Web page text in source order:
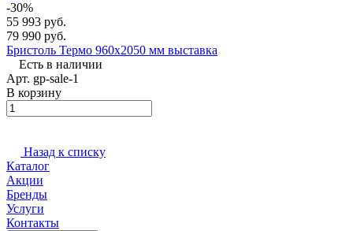
-30%
55 993 руб.
79 990 руб.
Бристоль Термо 960x2050 мм выставка
Есть в наличии
Арт. gp-sale-1
В корзину
Назад к списку
Каталог
Акции
Бренды
Услуги
Контакты